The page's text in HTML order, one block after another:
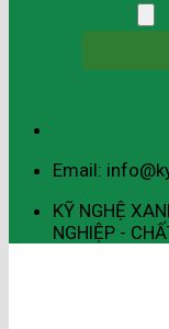
Email:
KỸ NGHỆ
NGHIỆP -